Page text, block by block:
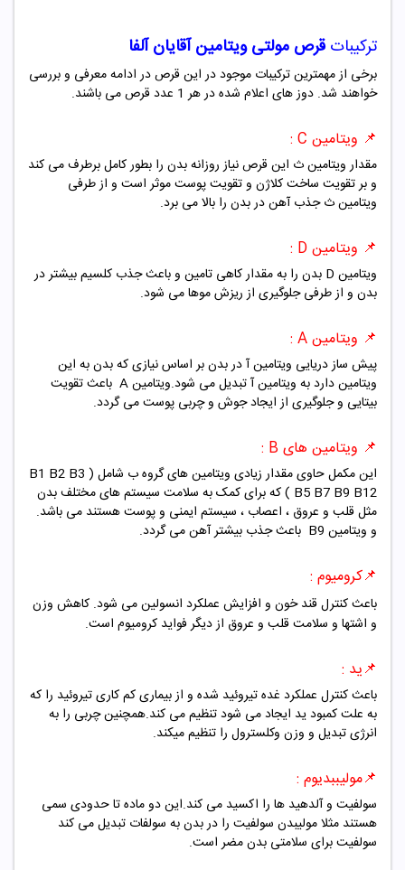
ترکیبات قرص مولتیویتامین آقایان آلفا
برخی از مهمترین ترکیبات موجود در این قرص در ادامه معرفی و بررسی
خواهند شد. دوز های اعلام شده در هر 1 عدد قرص می باشند.
📌 ویتامین C :
مقدار ویتامین ث این قرص نیاز روزانه بدن را بطور کامل برطرف می کند
و بر تقویت ساخت کلاژن و تقویت پوست موثر است و از طرفی
ویتامین ث جذب آهن در بدن را بالا می برد.
📌 ویتامین D :
ویتامین D بدن را به مقدار کاهی تامین و باعث جذب کلسیم بیشتر در
بدن و از طرفی جلوگیری از ریزش موها می شود.
📌 ویتامین A :
پیش ساز دریایی ویتامین آ در بدن بر اساس نیازی که بدن به این
ویتامین دارد به ویتامین آ تبدیل می شود.ویتامین A باعث تقویت
بیتایی و جلوگیری از ایجاد جوش و چربی پوست می گردد.
📌 ویتامین های B :
این مکمل حاوی مقدار زیادی ویتامین های گروه ب شامل ( B1 B2 B3
B5 B7 B9 B12 ) که برای کمک به سلامت سیستم های مختلف بدن
مثل قلب و عروق ، اعصاب ، سیستم ایمنی و پوست هستند می باشد.
و ویتامین B9 باعث جذب بیشتر آهن می گردد.
📌کرومیوم :
باعث کنترل قند خون و افزایش عملکرد انسولین می شود. کاهش وزن
و اشتها و سلامت قلب و عروق از دیگر فواید کرومیوم است.
📌ید :
باعث کنترل عملکرد غده تیروئید شده و از بیماری کم کاری تیروئید را که
به علت کمبود ید ایجاد می شود تنظیم می کند.همچنین چربی را به
انرژی تبدیل و وزن وکلسترول را تنظیم میکند.
📌مولیببدیوم :
سولفیت و آلدهید ها را اکسید می کند.این دو ماده تا حدودی سمی
هستند مثلا مولیبدن سولفیت را در بدن به سولفات تبدیل می کند
سولفیت برای سلامتی بدن مضر است.